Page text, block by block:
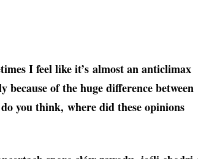
I feel like it’s almost an anticlimax
of the huge difference between
you think, where did these opinions